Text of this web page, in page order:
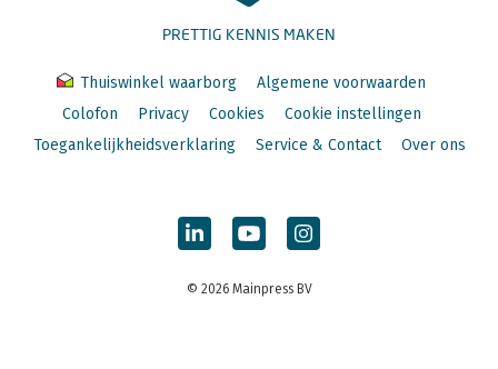
PRETTIG KENNIS MAKEN
Thuiswinkel waarborg
Algemene voorwaarden
Colofon
Privacy Cookies
Cookie instellingen
Toegankelijkheidsverklaring
Service & Contact Over ons
© 2026 Mainpress BV